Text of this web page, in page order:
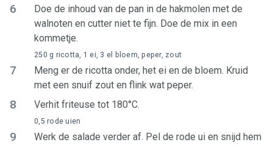
6
Doe de inhoud van de pan in de hakmolen met de
walnoten en cutter niet te fijn. Doe de mix in een
kommetje.
7
Meng er de ricotta onder, het ei en de bloem. Kruid
met een snuif zout en flink wat peper.
250 g ricotta, 1 ei, 3 el bloem, peper, zout
8 Verhit friteuse tot 180°C.
9
Werk de salade verder af. Pel de rode ui en snijd hem
0,5 rode uien